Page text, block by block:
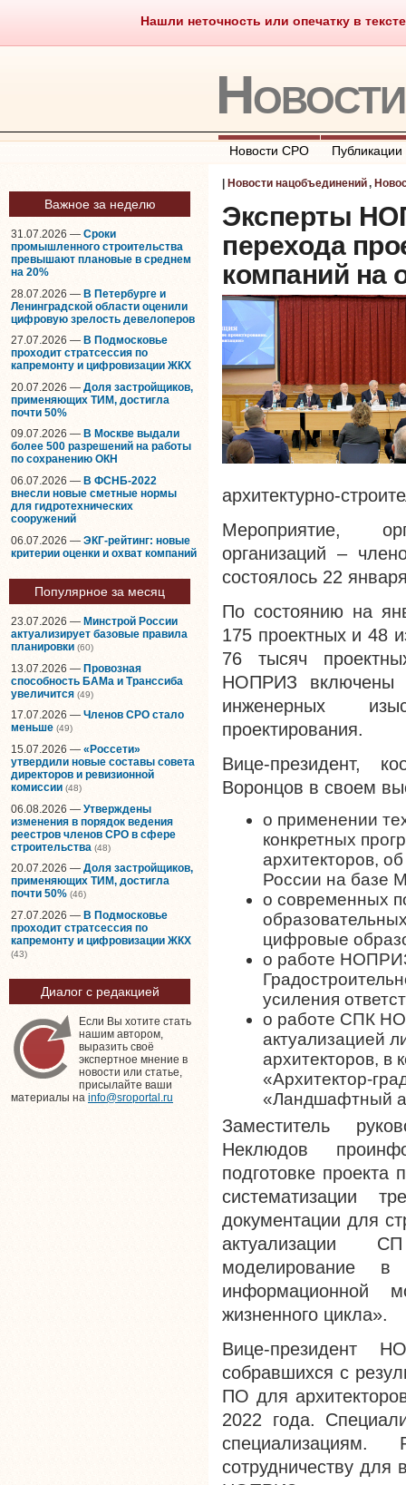
Нашли неточность или опечатку в
Саморегулирование Что
Новости СРО Публикации
Важное за неделю
31.07.2026 — Сроки
промышленного строительства
превышают плановые в среднем
на 20%
28.07.2026 — В Петербурге и
Ленинградской области оценили
цифровую зрелость девелоперов
27.07.2026 — В Подмосковье
проходит стратсессия по
капремонту и цифровизации ЖКХ
20.07.2026 — Доля застройщиков,
применяющих ТИМ, достигла
почти 50%
09.07.2026 — В Москве выдали
более 500 разрешений на работы
по сохранению ОКН
06.07.2026 — В ФСНБ-2022
внесли новые сметные нормы
для гидротехнических
сооружений
06.07.2026 — ЭКГ-рейтинг: новые
критерии оценки и охват компаний
Популярное за месяц
23.07.2026 — Минстрой России
актуализирует базовые правила
планировки (60)
13.07.2026 — Провозная
способность БАМа и Транссиба
увеличится (49)
17.07.2026 — Членов СРО стало
меньше (49)
15.07.2026 — «Россети»
утвердили новые составы совета
директоров и ревизионной
комиссии (48)
06.08.2026 — Утверждены
изменения в порядок ведения
реестров членов СРО в сфере
строительства (48)
20.07.2026 — Доля застройщиков,
применяющих ТИМ, достигла
почти 50% (46)
27.07.2026 — В Подмосковье
проходит стратсессия по
капремонту и цифровизации ЖКХ
(43)
Диалог с редакцией
Если Вы хотите стать
нашим автором,
выразить своё
экспертное мнение в
новости или статье,
присылайте ваши
материалы на info@sroportal.ru
Новости нацобъединений,
Эксперты
перехода
компаний на
архитектурно-
Мероприятие,
организаций –
состоялось 22
По состоянию на
175 проектных и 48
76 тысяч
НОПРИЗ включены
инженерных
проектирования.
Вице-президент,
Воронцов в своем
о применении
конкретных
архитекторов,
России на базе
о современных
цифровые
о работе
усиления
о работе СПК
актуализацией
архитекторов, в
«Архитектор-
«Ландшафтный
Заместитель
Неклюдов
подготовке проекта
систематизации
документации для
актуализации
моделирование в
информационной
жизненного цикла».
Вице-президент
собравшихся с
ПО для
2022 года.
сотрудничеству для